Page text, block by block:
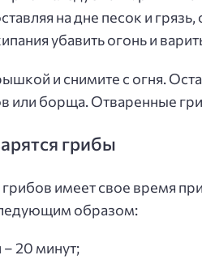
на дне песок и
убавить огонь и
и снимите с огня.
или борща. Отваренные
грибы
имеет свое время
образом:
– 20 минут;